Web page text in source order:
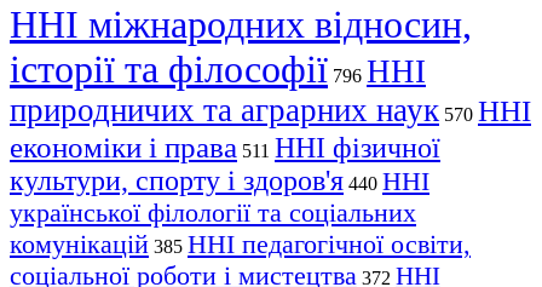
ННІ міжнародних відносин,
історії та філософії 796 ННІ
природничих та аграрних наук 570 ННІ
економіки і права 511 ННІ фізичної
культури, спорту і здоров'я 440 ННІ
української філології та соціальних
комунікацій 385 ННІ педагогічної освіти,
соціальної роботи і мистецтва 372 ННІ